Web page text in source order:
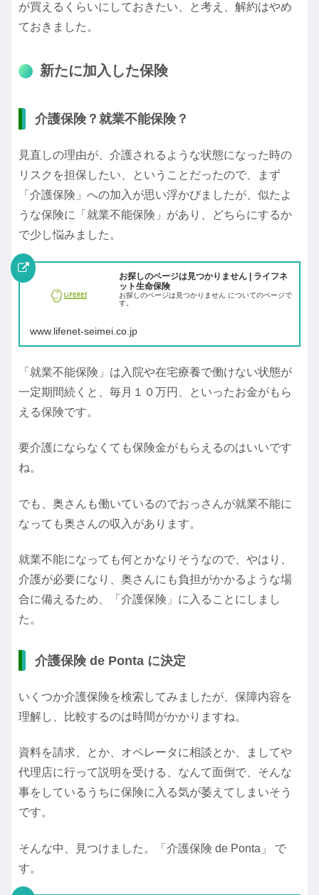
が買えるくらいにしておきたい、と考え、解約はやめ
ておきました。
新たに加入した保険
介護保険？就業不能保険？
見直しの理由が、介護されるような状態になった時の
リスクを担保したい、ということだったので、まず
「介護保険」への加入が思い浮かびましたが、似たよ
うな保険に「就業不能保険」があり、どちらにするか
で少し悩みました。
お探しのページは見つかりません | ライフネ
ット生命保険
お探しのページは見つかりません についてのページで
す。
www.lifenet-seimei.co.jp
「就業不能保険」は入院や在宅療養で働けない状態が
一定期間続くと、毎月１０万円、といったお金がもら
える保険です。
要介護にならなくても保険金がもらえるのはいいです
ね。
でも、奥さんも働いているのでおっさんが就業不能に
なっても奥さんの収入があります。
就業不能になっても何とかなりそうなので、やはり、
介護が必要になり、奥さんにも負担がかかるような場
合に備えるため、「介護保険」に入ることにしまし
た。
介護保険 de Ponta に決定
いくつか介護保険を検索してみましたが、保障内容を
理解し、比較するのは時間がかかりますね。
資料を請求、とか、オペレータに相談とか、ましてや
代理店に行って説明を受ける、なんて面倒で、そんな
事をしているうちに保険に入る気が萎えてしまいそう
です。
そんな中、見つけました。「介護保険 de Ponta」 で
す。